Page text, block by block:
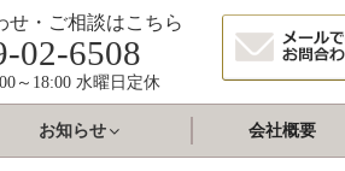
せ・ご相談はこちら
02-6508
～18:00 水曜日定休
お知らせ 会社概要